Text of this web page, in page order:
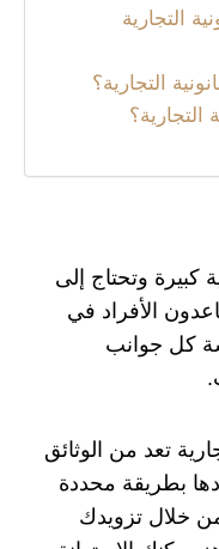
التجارية
التجارية؟
التجارية؟
كبيرة وتحتاج إلى
الأفراد في
كل جوانب
تعد من الوثائق
بطريقة محددة
خلال تزويدك